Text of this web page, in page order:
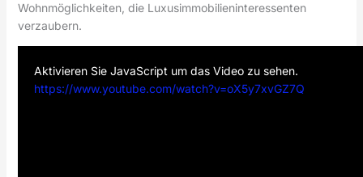
Wohnmöglichkeiten, die Luxusimmobilieninteressenten
verzaubern.
Aktivieren Sie JavaScript um das Video zu sehen.
https://www.youtube.com/watch?v=oX5y7xvGZ7Q